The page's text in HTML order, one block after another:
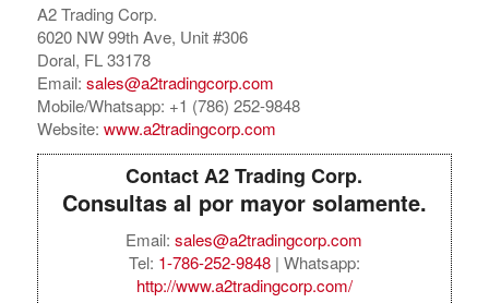
A2 Trading Corp.
6020 NW 99th Ave, Unit #306
Doral, FL 33178
Email: sales@a2tradingcorp.com
Mobile/Whatsapp: +1 (786) 252-9848
Website: www.a2tradingcorp.com
Contact A2 Trading Corp.
Consultas al por mayor solamente.
Email:sales@a2tradingcorp.com
Tel: 1-786-252-9848| Whatsapp:
http://www.a2tradingcorp.com/